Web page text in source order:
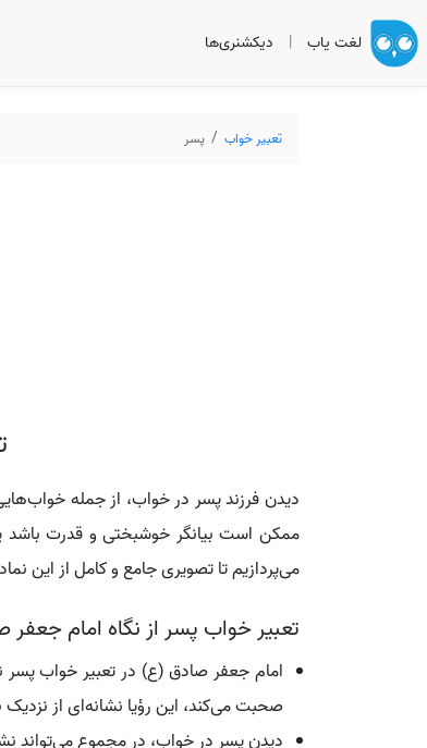
لغت یاب | دیکشنری‌ها
تعبیر خواب پسر
دیدن فرزند پسر در خواب، از جمله
ممکن است بیانگر خوشبختی و قدرت باشد
می‌پردازیم تا تصویری جامع و کامل از این
تعبیر خواب پسر از نگاه امام
امام جعفر صادق (ع) در تعبیر خواب پسر
صحبت می‌کند، این رؤیا نشانه‌ای از
دیدن پسر در خواب، در مجموع می‌تواند